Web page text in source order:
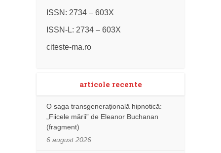
ISSN: 2734 – 603X
ISSN-L: 2734 – 603X
citeste-ma.ro
articole recente
O saga transgenerațională hipnotică:
„Fiicele mării” de Eleanor Buchanan
(fragment)
6 august 2026